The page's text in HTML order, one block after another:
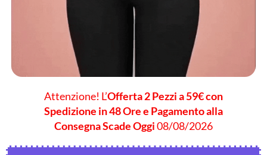
Attenzione! L’Offerta 2 Pezzi a 59€ con
Spedizione in 48 Ore e Pagamento alla
Consegna Scade Oggi08/08/2026